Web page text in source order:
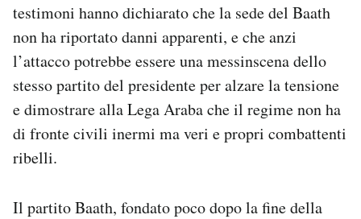
testimoni hanno dichiarato che la sede del Baath
non ha riportato danni apparenti, e che anzi
l’attacco potrebbe essere una messinscena dello
stesso partito del presidente per alzare la tensione
e dimostrare alla Lega Araba che il regime non ha
di fronte civili inermi ma veri e propri combattenti
ribelli.
Il partito Baath, fondato poco dopo la fine della